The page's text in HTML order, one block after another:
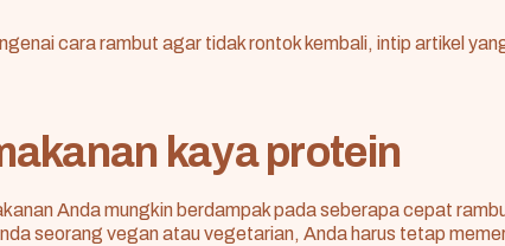
cara rambut agar tidak rontok kembali, intip artikel
kaya protein
Anda mungkin berdampak pada seberapa cepat
seorang vegan atau vegetarian, Anda harus tetap